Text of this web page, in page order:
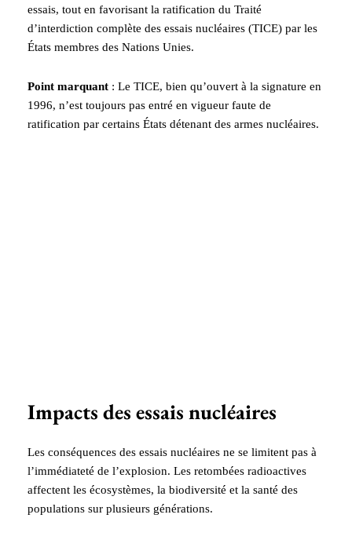
essais, tout en favorisant la ratification du Traité
d’interdiction complète des essais nucléaires (TICE) par les
États membres des Nations Unies.
Point marquant : Le TICE, bien qu’ouvert à la signature en
1996, n’est toujours pas entré en vigueur faute de
ratification par certains États détenant des armes nucléaires.
Impacts des essais nucléaires
Les conséquences des essais nucléaires ne se limitent pas à
l’immédiateté de l’explosion. Les retombées radioactives
affectent les écosystèmes, la biodiversité et la santé des
populations sur plusieurs générations.